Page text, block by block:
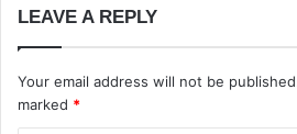
LEAVE A REPLY
Your email address will not be
marked *